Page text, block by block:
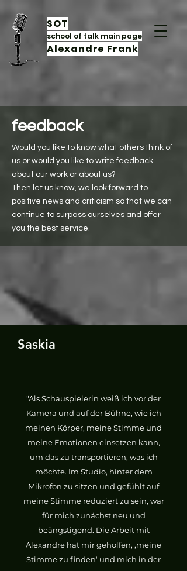
SOT
school of talk main page
Alexandre Frank
feedback
Would you like to know what others think of
us or would you like to write feedback
about our work or about us?
Then let us know, we look forward to
positive news and criticism so that we can
continue to surpass ourselves and offer
you the best service.
Saskia
"Als Schauspielerin weiß ich vor der
Kamera und auf der Bühne, wie ich
meinen Körper, meine Stimme und
meine Emotionen einsetzen kann,
um das zu transportieren, was ich
möchte. Im Studio, hinter dem
Mikrofon zu sitzen und gefühlt auf
meine Stimme reduziert zu sein, war
für mich zunächst neu und
beängstigend. Die Arbeit mit
Alexandre hat mir geholfen, ‚meine
Stimme zu finden‘ und mich in der